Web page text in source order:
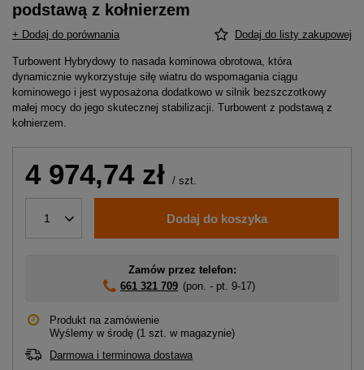
podstawą z kołnierzem
+ Dodaj do porównania Dodaj do listy zakupowej
Turbowent Hybrydowy to nasada kominowa obrotowa, która
dynamicznie wykorzystuje siłę wiatru do wspomagania ciągu
kominowego i jest wyposażona dodatkowo w silnik bezszczotkowy
małej mocy do jego skutecznej stabilizacji. Turbowent z podstawą z
kołnierzem.
4 974,74 zł / szt.
1 Dodaj do koszyka
Zamów przez telefon:
661 321 709 (pon. - pt. 9-17)
Produkt na zamówienie
Wyślemy w środę (1 szt. w magazynie)
Darmowa i terminowa dostawa